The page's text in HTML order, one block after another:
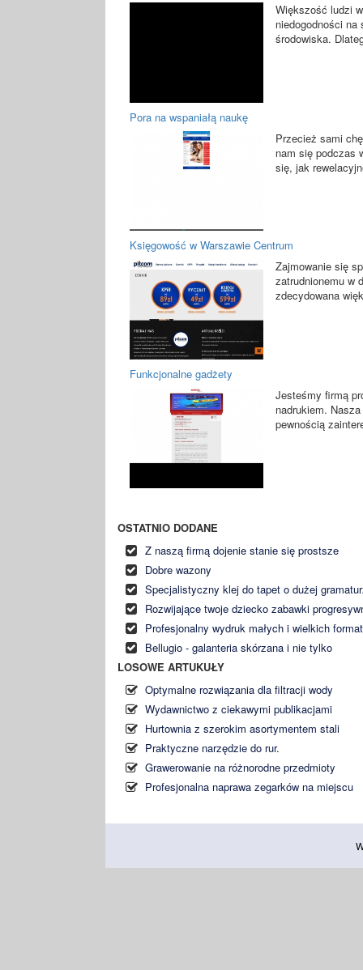
Większość ludzi
niedogodności na
środowiska.
Pora na wspaniałą naukę
Przecież sami
nam się podczas
się, jak
Księgowość w Warszawie Centrum
Zajmowanie się
zatrudnionemu w
zdecydowana
Funkcjonalne gadżety
Jesteśmy firmą
nadrukiem.
pewnością
OSTATNIO DODANE
Z naszą firmą dojenie stanie się prostsze
Dobre wazony
Specjalistyczny klej do tapet o dużej
Rozwijające twoje dziecko zabawki
Profesjonalny wydruk małych i wielkich
Bellugio - galanteria skórzana i nie tylko
LOSOWE ARTUKUŁY
Optymalne rozwiązania dla filtracji wody
Wydawnictwo z ciekawymi publikacjami
Hurtownia z szerokim asortymentem stali
Praktyczne narzędzie do rur.
Grawerowanie na różnorodne przedmioty
Profesjonalna naprawa zegarków na miejscu